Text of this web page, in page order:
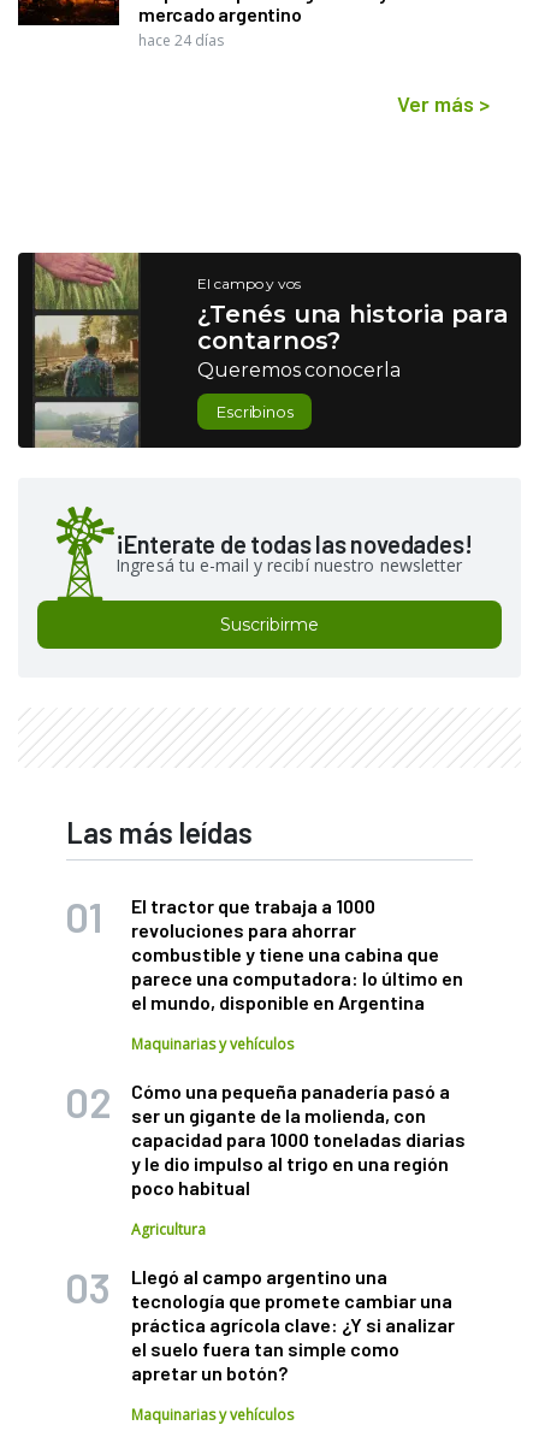
mercado argentino
hace 24 días
Ver más >
El campo y vos
¿Tenés una historia para
contarnos?
Queremos conocerla
Escribinos
¡Enterate de todas las novedades!
Ingresá tu e-mail y recibí nuestro newsletter
Suscribirme
Las más leídas
El tractor que trabaja a 1000
revoluciones para ahorrar
combustible y tiene una cabina que
parece una computadora: lo último en
el mundo, disponible en Argentina
Maquinarias y vehículos
Cómo una pequeña panadería pasó a
ser un gigante de la molienda, con
capacidad para 1000 toneladas diarias
y le dio impulso al trigo en una región
poco habitual
Agricultura
Llegó al campo argentino una
tecnología que promete cambiar una
práctica agrícola clave: ¿Y si analizar
el suelo fuera tan simple como
apretar un botón?
Maquinarias y vehículos